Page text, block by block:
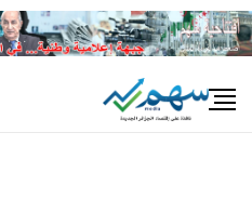
Skip
to